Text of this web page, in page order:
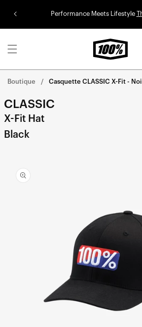
contenu
Performance Meets Lifestyle
Boutique Casquette CLASSIC X-Fit -
CLASSIC
X-Fit Hat
Black
informations
sur le